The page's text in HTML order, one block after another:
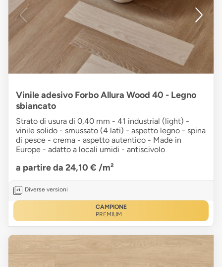
Vinile adesivo Forbo Allura Wood 40 - Legno
sbiancato
Strato di usura di 0,40 mm - 41 industrial (light) -
vinile solido - smussato (4 lati) - aspetto legno - spina
di pesce - crema - aspetto autentico - Made in
Europe - adatto a locali umidi - antiscivolo
a partire da 24,10 € /m²
Diverse versioni
CAMPIONE
PREMIUM